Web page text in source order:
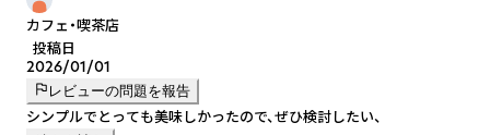
ご飯があまり食べれないシニア層の方が玄米に牛乳をいれて食べる
とすごく食べやすいというお声も頂いたことがあります。
お茶漬けは初めて聞きました！
早速食べてみようと思います。
カフェ・喫茶店
投稿日
2026/01/01
レビューの問題を報告
シンプルでとっても美味しかったので、ぜひ検討したい、